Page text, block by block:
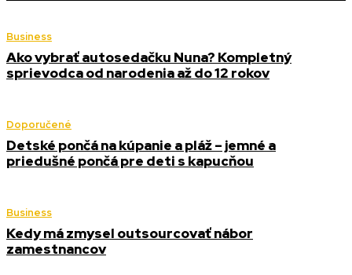
Business
Ako vybrať autosedačku Nuna? Kompletný
sprievodca od narodenia až do 12 rokov
Doporučené
Detské pončá na kúpanie a pláž – jemné a
priedušné pončá pre deti s kapucňou
Business
Kedy má zmysel outsourcovať nábor
zamestnancov